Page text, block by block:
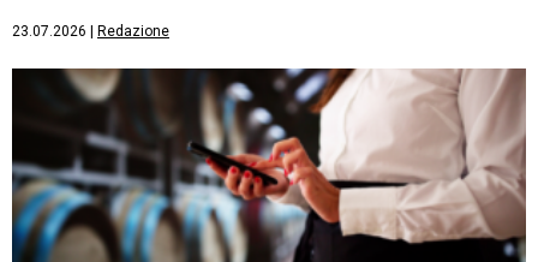
23.07.2026 Redazione